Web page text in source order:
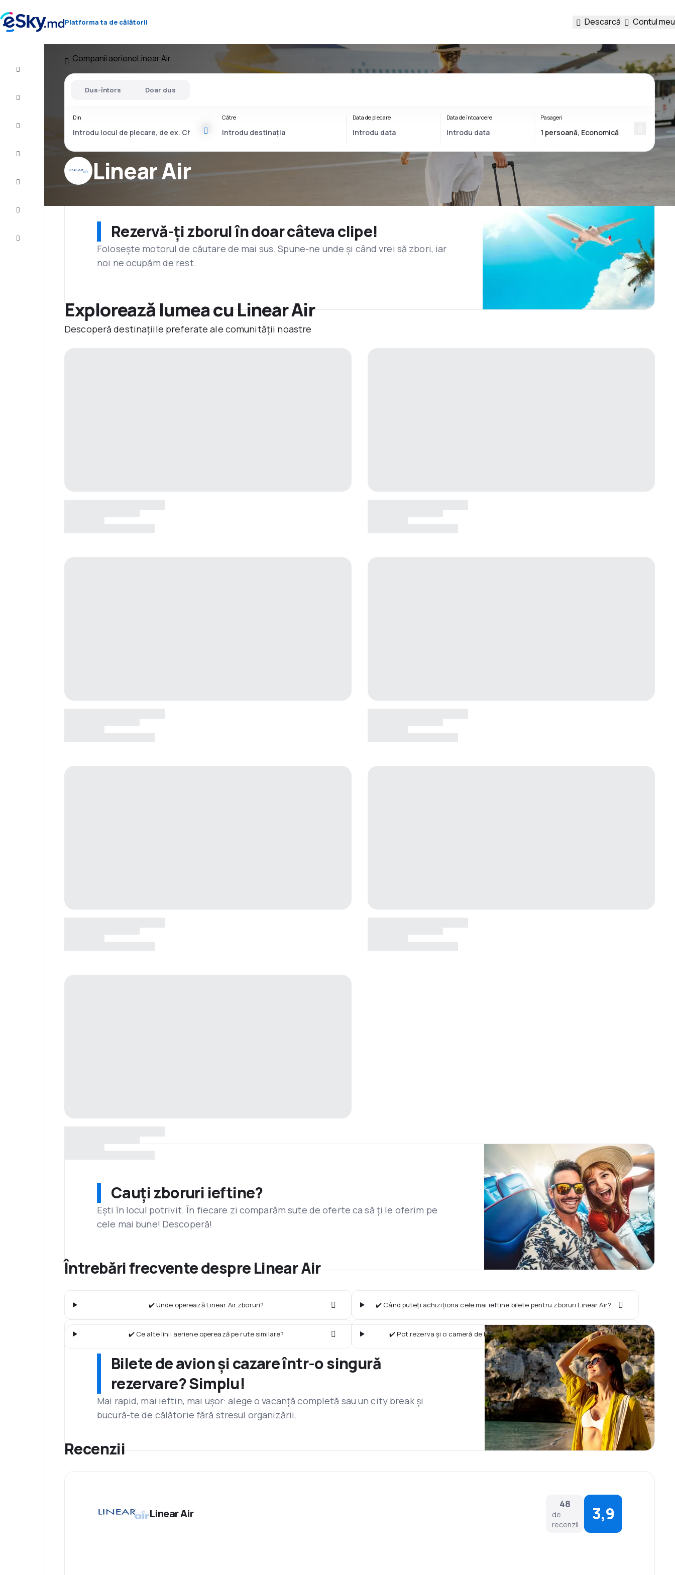
Platforma ta de călătorii Descarcă Contul meu
Inspiraţie şi
Companii aerieneLinear Air
Linear Air
Dus-întors Doar dus
Din Către Data de plecare Data de întoarcere Pasageri
Rezervă-ți zborul în doar câteva clipe!
Folosește motorul de căutare de mai sus. Spune-ne unde și când vrei să zbori, iar
noi ne ocupăm de rest.
Explorează lumea cu Linear Air
Descoperă destinațiile preferate ale comunității noastre
Cauți zboruri ieftine?
Ești în locul potrivit. În fiecare zi comparăm sute de oferte ca să ți le oferim pe
cele mai bune! Descoperă!
Întrebări frecvente despre Linear Air
✔️ Unde operează Linear Air zboruri? ✔️ Când puteți achiziționa cele mai ieftine bilete pentru zboruri Linear Air?
✔️ Ce alte linii aeriene operează pe rute similare? ✔️ Pot rezerva și o cameră de hotel împreună cu zborul Linear Air?
Bilete de avion și cazare într-o singură
rezervare? Simplu!
Mai rapid, mai ieftin, mai ușor: alege o vacanță completă sau un city break și
bucură-te de călătorie fără stresul organizării.
Recenzii
Linear Air
48
de
recenzii
3,9